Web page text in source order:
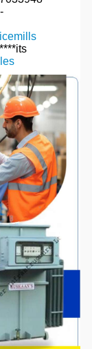
****its